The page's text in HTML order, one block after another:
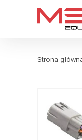
Strona